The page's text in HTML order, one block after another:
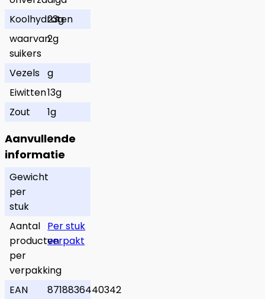
Koolhydraten
23g
waarvan
suikers
2g
Vezels g
Eiwitten13g
Zout
1g
Aanvullende
informatie
Gewicht
per
stuk
Aantal
producten
per
verpakking
Per stuk
verpakt
EAN 8718836440342